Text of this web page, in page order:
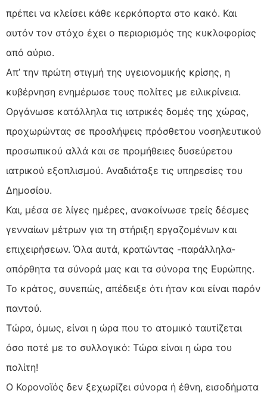
πρέπει να κλείσει κάθε κερκόπορτα στο κακό. Και
αυτόν τον στόχο έχει ο περιορισμός της κυκλοφορίας
από αύριο.
Απ’ την πρώτη στιγμή της υγειονομικής κρίσης, η
κυβέρνηση ενημέρωσε τους πολίτες με ειλικρίνεια.
Οργάνωσε κατάλληλα τις ιατρικές δομές της χώρας,
προχωρώντας σε προσλήψεις πρόσθετου νοσηλευτικού
προσωπικού αλλά και σε προμήθειες δυσεύρετου
ιατρικού εξοπλισμού. Αναδιάταξε τις υπηρεσίες του
Δημοσίου.
Και, μέσα σε λίγες ημέρες, ανακοίνωσε τρείς δέσμες
γενναίων μέτρων για τη στήριξη εργαζομένων και
επιχειρήσεων. Όλα αυτά, κρατώντας -παράλληλα-
απόρθητα τα σύνορά μας και τα σύνορα της Ευρώπης.
Το κράτος, συνεπώς, απέδειξε ότι ήταν και είναι παρόν
παντού.
Τώρα, όμως, είναι η ώρα που το ατομικό ταυτίζεται
όσο ποτέ με το συλλογικό: Τώρα είναι η ώρα του
πολίτη!
Ο Κορονοϊός δεν ξεχωρίζει σύνορα ή έθνη, εισοδήματα